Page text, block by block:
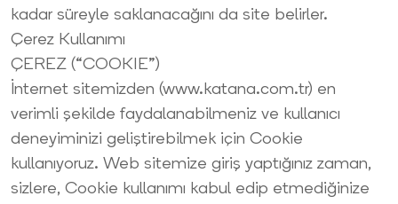
kadar süreyle saklanacağını da site belirler.
Çerez Kullanımı
ÇEREZ (“COOKIE”)
İnternet sitemizden (www.katana.com.tr) en
verimli şekilde faydalanabilmeniz ve kullanıcı
deneyiminizi geliştirebilmek için Cookie
kullanıyoruz. Web sitemize giriş yaptığınız zaman,
sizlere, Cookie kullanımı kabul edip etmediğinize